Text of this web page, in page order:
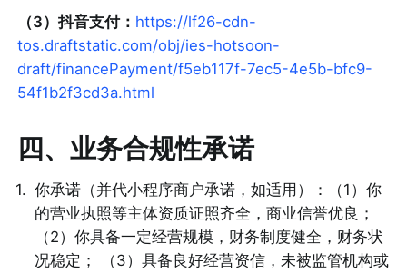
（3）抖音支付： https://lf26-cdn-
tos.draftstatic.com/obj/ies-hotsoon-
draft/financePayment/f5eb117f-7ec5-4e5b-bfc9-
54f1b2f3cd3a.html
四、业务合规性承诺
1. 你承诺（并代小程序商户承诺，如适用）：（1）你
的营业执照等主体资质证照齐全，商业信誉优良；
（2）你具备一定经营规模，财务制度健全，财务状
况稳定； （3）具备良好经营资信，未被监管机构或